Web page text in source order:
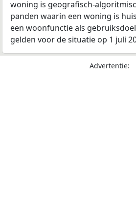
woning is geografisch-
panden waarin een woning is
een woonfunctie als
gelden voor de situatie op 1 juli
Advertentie: